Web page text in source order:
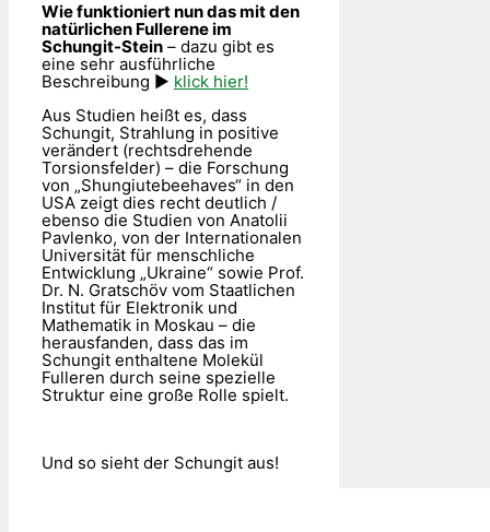
Wie funktioniert nun das mit den
natürlichen Fullerene im
Schungit-Stein – dazu gibt es
eine sehr ausführliche
Beschreibung ► klick hier!
Aus Studien heißt es, dass
Schungit, Strahlung in positive
verändert (rechtsdrehende
Torsionsfelder) – die Forschung
von „Shungiutebeehaves“ in den
USA zeigt dies recht deutlich /
ebenso die Studien von Anatolii
Pavlenko, von der Internationalen
Universität für menschliche
Entwicklung „Ukraine“ sowie Prof.
Dr. N. Gratschöv vom Staatlichen
Institut für Elektronik und
Mathematik in Moskau – die
herausfanden, dass das im
Schungit enthaltene Molekül
Fulleren durch seine spezielle
Struktur eine große Rolle spielt.
Und so sieht der Schungit aus!